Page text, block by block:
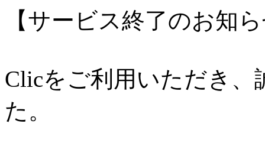
【サービス終了のお知
Clicをご利用いただき
た。